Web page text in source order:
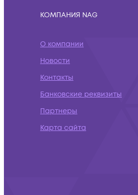
КОМПАНИЯ NAG
О компании
Новости
Контакты
Банковские реквизиты
Партнеры
Карта сайта